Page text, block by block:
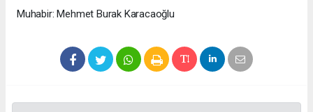
Muhabir: Mehmet Burak Karacaoğlu